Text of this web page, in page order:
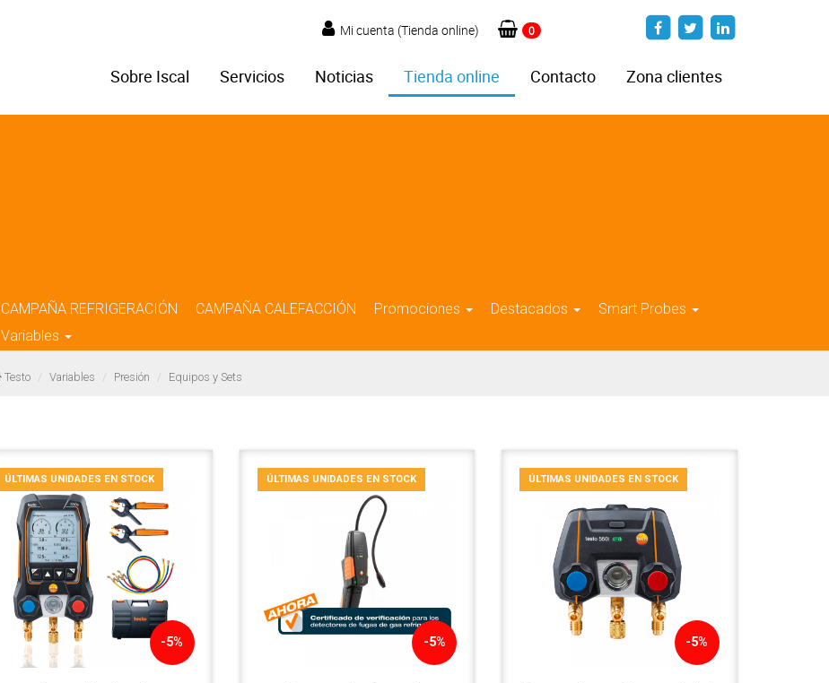
Mi cuenta (Tienda online) 0
Sobre Iscal Servicios Noticias Tienda online Contacto Zona clientes
CAMPAÑA REFRIGERACIÓN CAMPAÑA CALEFACCIÓN Promociones Destacados
Smart Probes
Variables
Testo Variables Presión Equipos y Sets
-5%
ÚLTIMAS UNIDADES EN STOCK
-5%
ÚLTIMAS UNIDADES EN STOCK
-5%
ÚLTIMAS UNIDADES EN STOCK